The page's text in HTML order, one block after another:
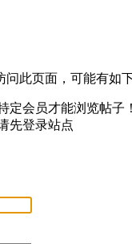
此页面，可能有如
定会员才能浏览帖子！
先登录站点